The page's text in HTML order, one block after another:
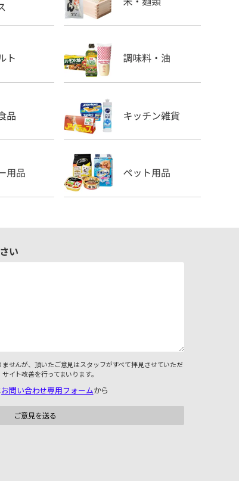
い
せんが、頂いたご意見はスタッフがすべて拝見させていただ
イト改善を行ってまいります。
お問い合わせ専用フォームから